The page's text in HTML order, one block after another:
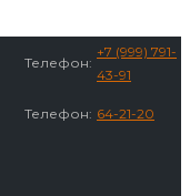
Телефон:
+7 (999) 791-
43-91
Телефон: 64-21-20